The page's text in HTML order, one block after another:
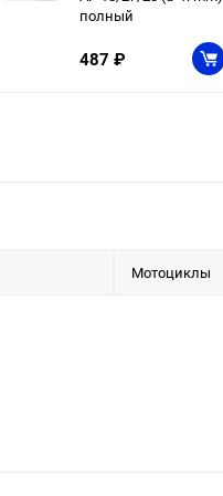
полный
487 ₽
Мотоциклы